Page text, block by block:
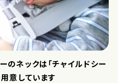
のネックは「チャイルドシー
意しています